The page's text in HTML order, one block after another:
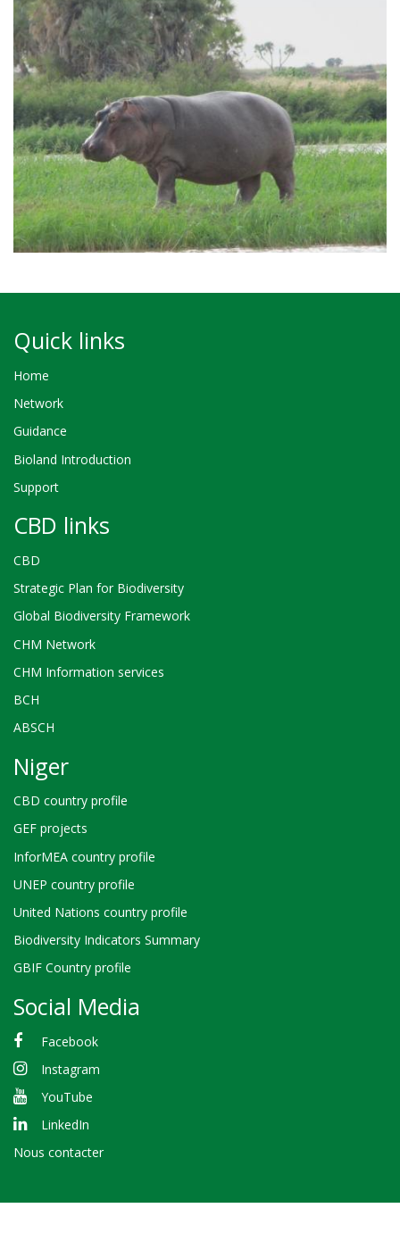
Quick links
Home
Network
Guidance
Bioland Introduction
Support
CBD links
CBD
Strategic Plan for Biodiversity
Global Biodiversity Framework
CHM Network
CHM Information services
BCH
ABSCH
Niger
CBD country profile
GEF projects
InforMEA country profile
UNEP country profile
United Nations country profile
Biodiversity Indicators Summary
GBIF Country profile
Social Media
Facebook
Instagram
YouTube
LinkedIn
Nous contacter